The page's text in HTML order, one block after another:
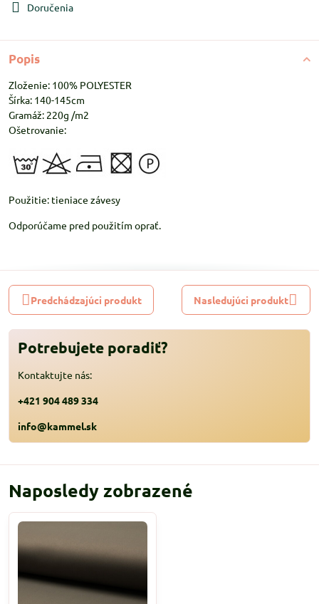
Doručenia
Popis
Zloženie: 100% POLYESTER
Šírka: 140-145cm
Gramáž: 220g /m2
Ošetrovanie:
Použitie: tieniace závesy
Odporúčame pred použitím oprať.
Predchádzajúci produkt Nasledujúci produkt
Potrebujete poradiť?
Kontaktujte nás:
+421 904 489 334
info@kammel.sk
Naposledy zobrazené